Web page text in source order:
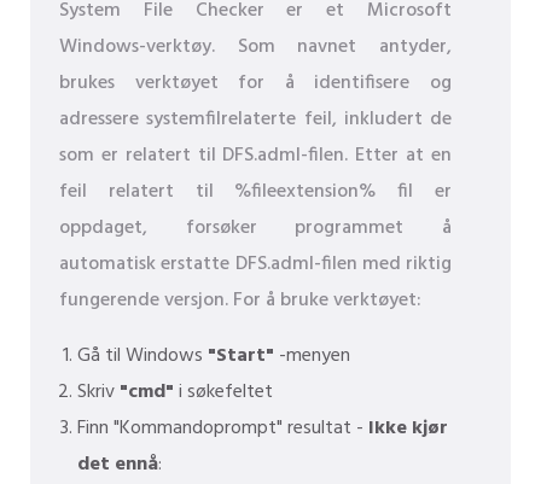
System File Checker er et Microsoft
Windows-verktøy. Som navnet antyder,
brukes verktøyet for å identifisere og
adressere systemfilrelaterte feil, inkludert de
som er relatert til DFS.adml-filen. Etter at en
feil relatert til %fileextension% fil er
oppdaget, forsøker programmet å
automatisk erstatte DFS.adml-filen med riktig
fungerende versjon. For å bruke verktøyet:
Gå til Windows "Start" -menyen
Skriv"cmd"i søkefeltet
Finn "Kommandoprompt" resultat - Ikke kjør
det ennå: